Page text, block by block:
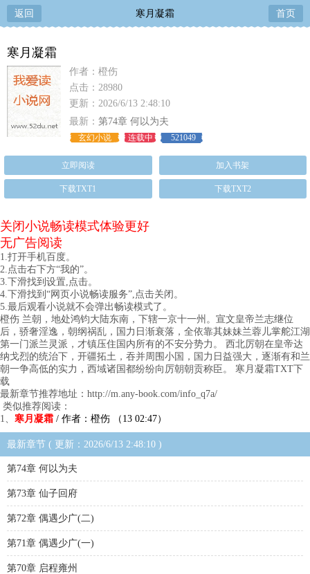
返回 寒月凝霜 首页
寒月凝霜
作者：橙伤
点击：28980
更新：2026/6/13 2:48:10
最新： 第74章 何以为夫
玄幻小说 连载中 521049
立即阅读 加入书架
下载TXT1 下载TXT2
关闭小说畅读模式体验更好
无广告阅读
1.打开手机百度。
2.点击右下方“我的”。
3.下滑找到设置,点击。
4.下滑找到“网页小说畅读服务”,点击关闭。
5.最后观看小说就不会弹出畅读模式了。
橙伤 兰朝，地处鸿钧大陆东南，下辖一京十一州。宣文皇帝兰志继位
后，骄奢淫逸，朝纲祸乱，国力日渐衰落，全依靠其妹妹兰蓉儿掌舵江湖
第一门派兰灵派，才镇压住国内所有的不安分势力。 西北厉朝在皇帝达
纳戈烈的统治下，开疆拓土，吞并周围小国，国力日益强大，逐渐有和兰
朝一争高低的实力，西域诸国都纷纷向厉朝朝贡称臣。 寒月凝霜TXT下
载
最新章节推荐地址：http://m.any-book.com/info_q7a/
类似推荐阅读：
1、 寒月凝霜 / 作者：橙伤 （13 02:47）
最新章节 ( 更新：2026/6/13 2:48:10 )
第74章 何以为夫
第73章 仙子回府
第72章 偶遇少广(二)
第71章 偶遇少广(一)
第70章 启程雍州